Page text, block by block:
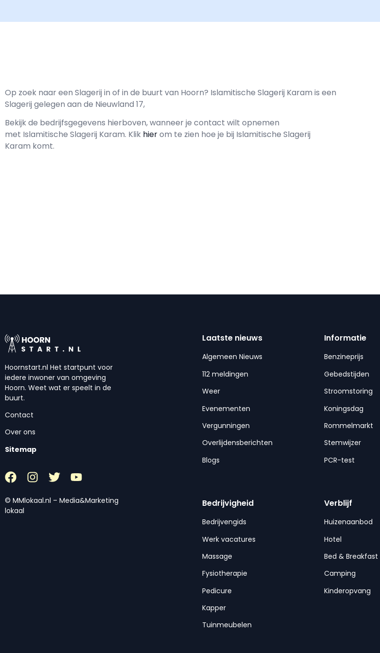
Op zoek naar een Slagerij in of in de buurt van Hoorn? Islamitische Slagerij Karam is een
Slagerij gelegen aan de Nieuwland 17,
Bekijk de bedrijfsgegevens hierboven, wanneer je contact wilt opnemen
met Islamitische Slagerij Karam. Klik hierom te zien hoe je bij Islamitische Slagerij
Karam komt.
Hoornstart.nl Het startpunt voor
iedere inwoner van omgeving
Hoorn. Weet wat er speelt in de
buurt.
Contact
Over ons
Sitemap
© MMlokaal.nl – Media&Marketing
lokaal
Laatste nieuws
Algemeen Nieuws
112 meldingen
Weer
Evenementen
Vergunningen
Overlijdensberichten
Blogs
Informatie
Benzineprijs
Gebedstijden
Stroomstoring
Koningsdag
Rommelmarkt
Stemwijzer
PCR-test
Bedrijvigheid
Bedrijvengids
Werk vacatures
Massage
Fysiotherapie
Pedicure
Kapper
Tuinmeubelen
Verblijf
Huizenaanbod
Hotel
Bed & Breakfast
Camping
Kinderopvang